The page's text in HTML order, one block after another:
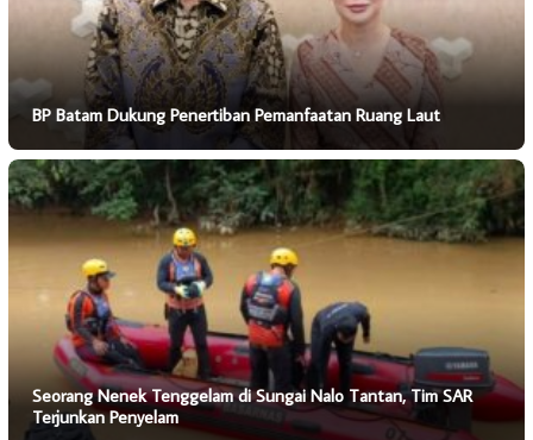
BP Batam Dukung Penertiban Pemanfaatan Ruang Laut
Seorang Nenek Tenggelam di Sungai Nalo Tantan, Tim SAR
Terjunkan Penyelam